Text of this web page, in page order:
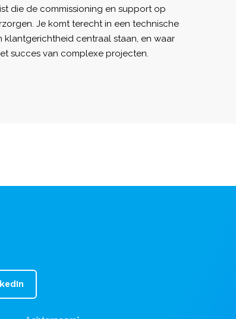
die de commissioning en support op
Je komt terecht in een technische
klantgerichtheid centraal staan, en waar
succes van complexe projecten.